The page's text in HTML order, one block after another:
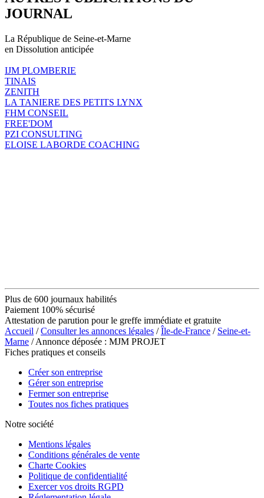
JOURNAL
La République de Seine-et-Marne
en Dissolution anticipée
IJM PLOMBERIE
TINAIS
ZENITH
LA TANIERE DES PETITS LYNX
FHM CONSEIL
FREE'DOM
PZI CONSULTING
ELOISE LABORDE COACHING
Plus de 600 journaux habilités
Paiement 100% sécurisé
Attestation de parution pour le greffe immédiate et gratuite
Accueil /Consulter les annonces légales /Île-de-France / Seine-et-
Marne / Annonce déposée : MJM PROJET
Fiches pratiques et conseils
Créer son entreprise
Gérer son entreprise
Fermer son entreprise
Toutes nos fiches pratiques
Notre société
Mentions légales
Conditions générales de vente
Charte Cookies
Politique de confidentialité
Exercer vos droits RGPD